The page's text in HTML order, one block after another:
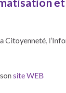
Citoyenneté,
site WEB